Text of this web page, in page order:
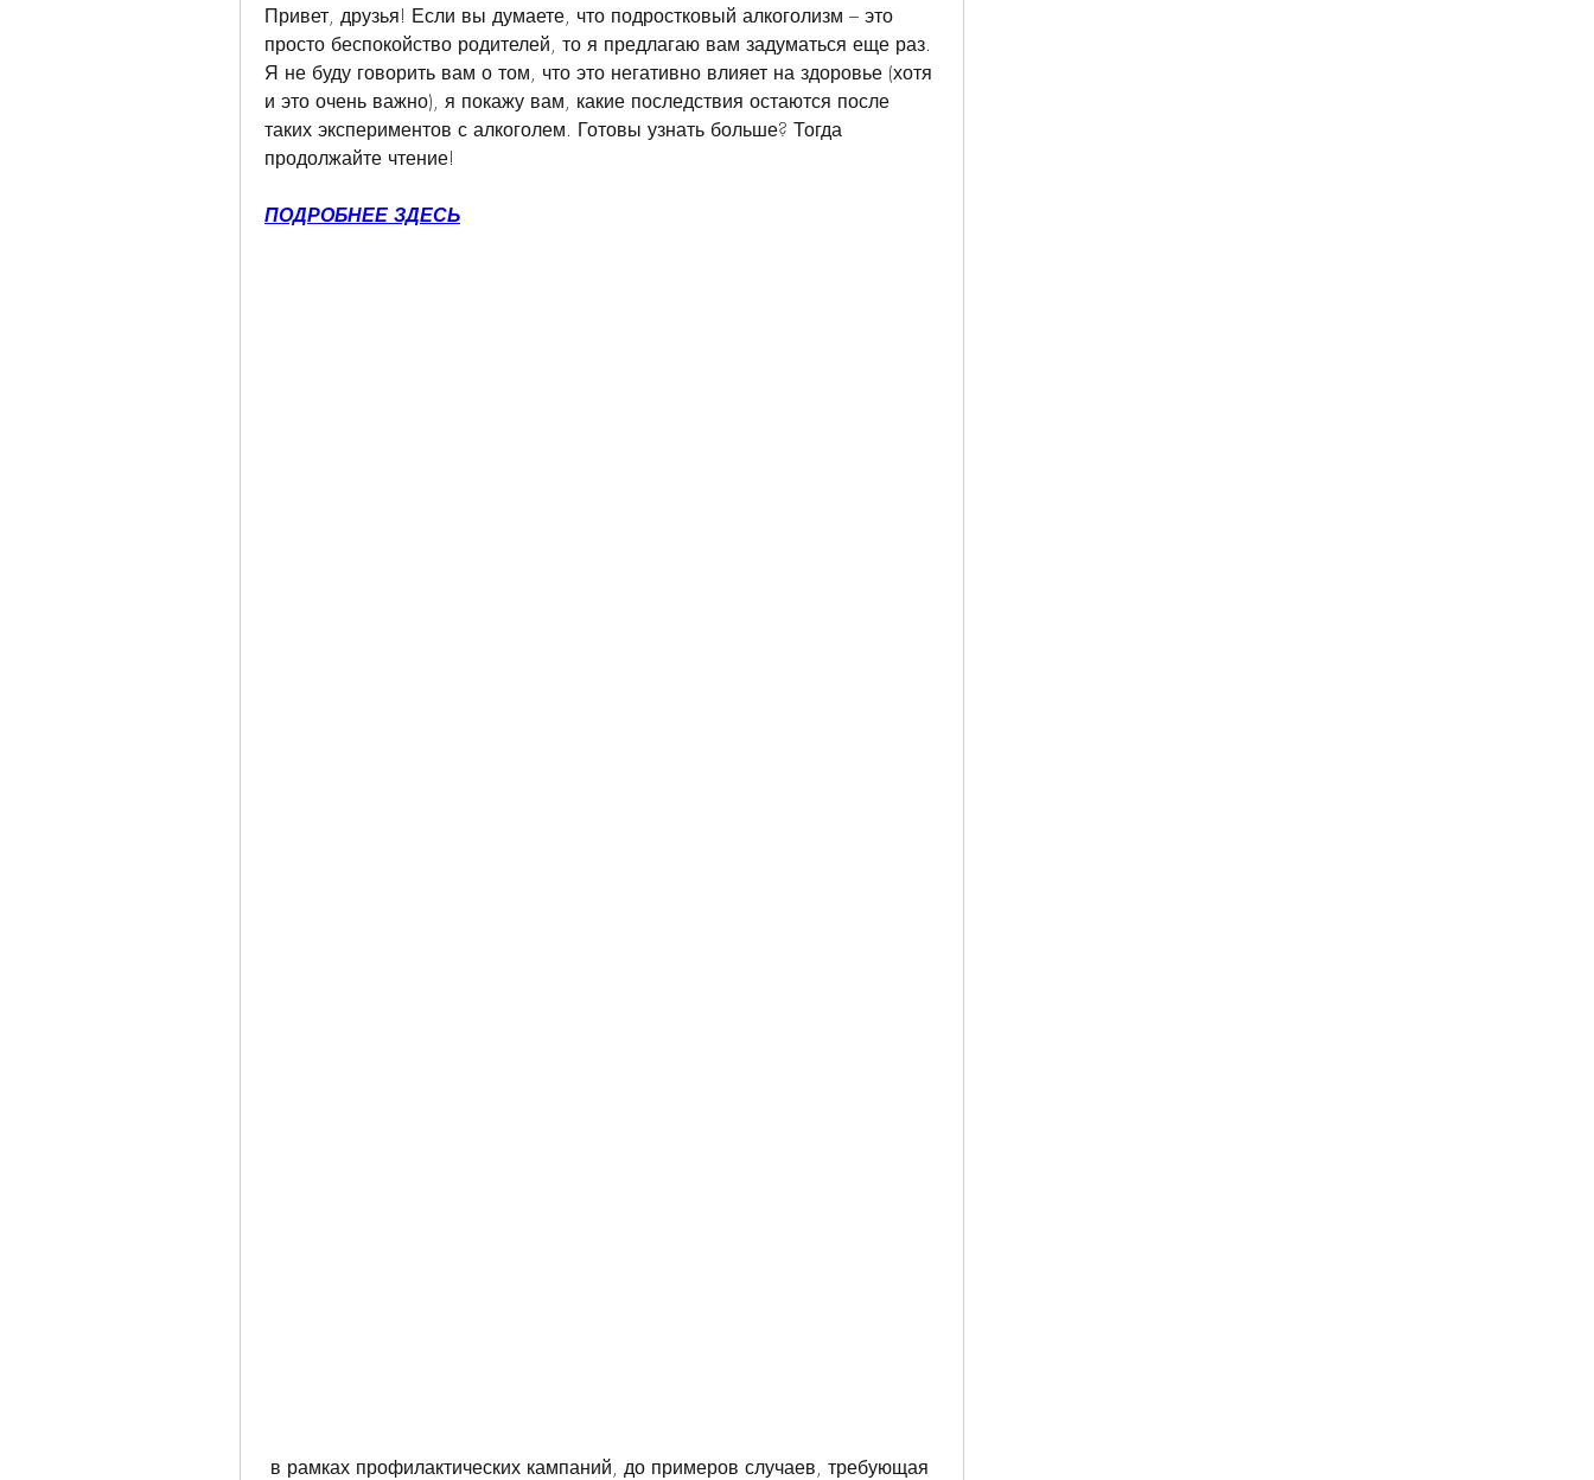
Привет, друзья! Если вы думаете, что подростковый алкоголизм – это
просто беспокойство родителей, то я предлагаю вам задуматься еще раз.
Я не буду говорить вам о том, что это негативно влияет на здоровье (хотя
и это очень важно), я покажу вам, какие последствия остаются после
таких экспериментов с алкоголем. Готовы узнать больше? Тогда
продолжайте чтение!
ПОДРОБНЕЕ ЗДЕСЬ